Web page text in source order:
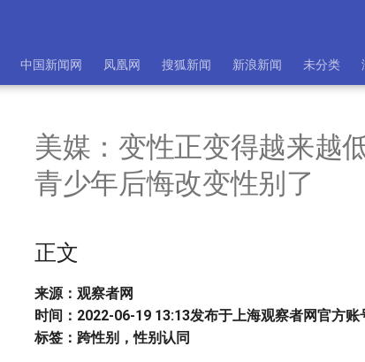
中国新闻网 凤凰网 搜狐新闻 新浪新闻 未分类
美媒：变性正变得越来越
青少年后悔改变性别了
正文
来源：观察者网
时间：2022-06-19 13:13发布于上海观察者网官方账
标签：跨性别，性别认同